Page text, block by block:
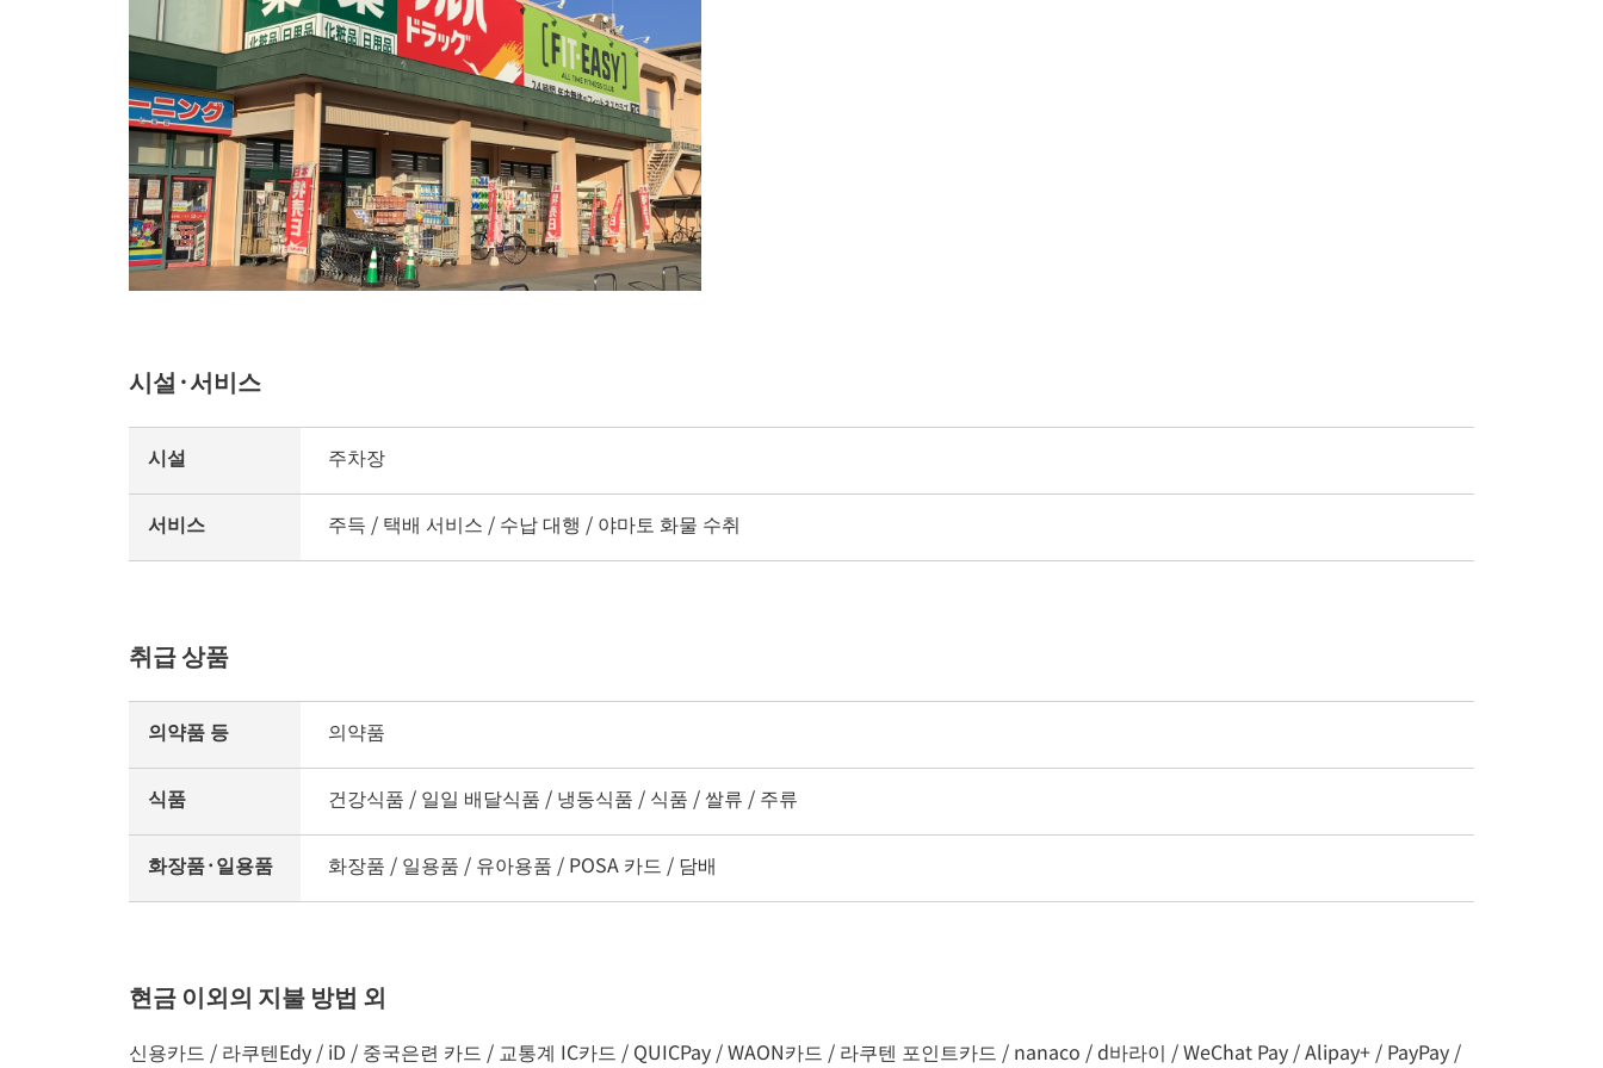
시설·서비스
시설 주차장
서비스 주득 / 택배 서비스 / 수납 대행 / 야마토 화물 수취
취급 상품
의약품 등 의약품
식품 건강식품 / 일일 배달식품 / 냉동식품 / 식품 / 쌀류 / 주류
화장품·일용품 화장품 / 일용품 / 유아용품 / POSA 카드 / 담배
현금 이외의 지불 방법 외
신용카드 / 라쿠텐Edy / iD / 중국은련 카드 / 교통계 IC카드 / QUICPay / WAON카드 / 라쿠텐 포인트카드 / nanaco / d바라이 / WeChat Pay / Alipay+ / PayPay /